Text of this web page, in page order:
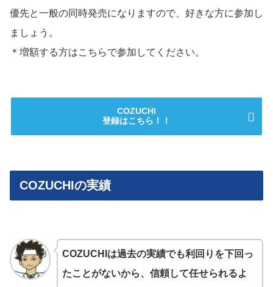
優先と一般の同時発売になりますので、好きな方に参加し
ましょう。
＊増額する方はこちらで参加してください。
COZUCHI
登録はこちら！！
COZUCHIの実績
COZUCHIは過去の実績でも利回りを下回っ
たことがないから、信頼して任せられるよ